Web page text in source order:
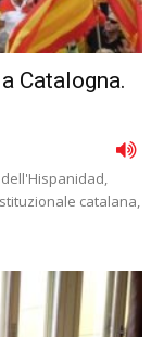
Catalogna.
catalana,